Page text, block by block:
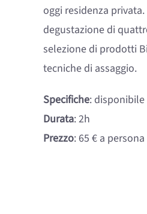
oggi residenza
degustazione di
selezione di prodotti
tecniche di assaggio.
Specifiche:
Durata: 2h
Prezzo: 65 € a persona